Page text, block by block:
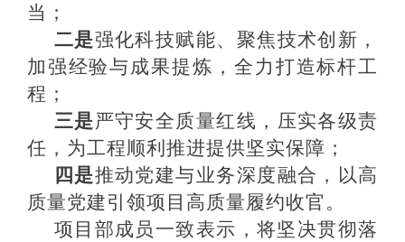
当；
二是强化科技赋能、聚焦技术创新，
加强经验与成果提炼，全力打造标杆工
程；
三是严守安全质量红线，压实各级责
任，为工程顺利推进提供坚实保障；
四是推动党建与业务深度融合，以高
质量党建引领项目高质量履约收官。
项目部成员一致表示，将坚决贯彻落